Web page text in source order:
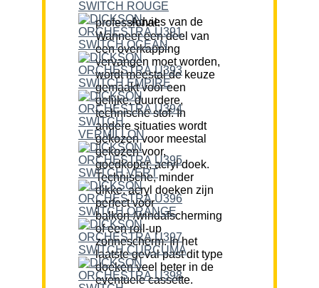
Advies van de professional:
Wanneer een deel van
een overkapping
vervangen moet worden,
wordt meestal de keuze
gemaakt voor een
gelijke, duurdere,
technische stof. In
andere situaties wordt
gekozen voor meestal
gekozen voor,
goedkoper, acryl doek.
Technische, minder
dikke, acryl doeken zijn
perfect voor
balkon-/windafscherming
of een roll-up
zonnescherm. In het
laatste geval past dit type
doeken veel beter in de
eventuele cassette.